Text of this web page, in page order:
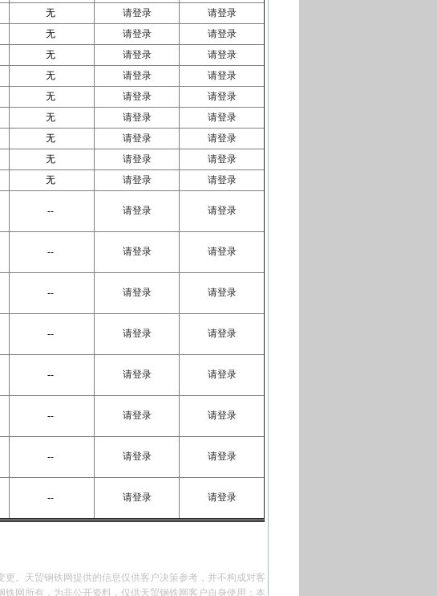
无 请登录
请登录
无 请登录
请登录
无 请登录
请登录
无 请登录
请登录
无 请登录
请登录
无 请登录
请登录
无 请登录
请登录
无 请登录
请登录
无 请登录 请登录
-- 请登录 请登录
-- 请登录 请登录
-- 请登录 请登录
-- 请登录 请登录
-- 请登录 请登录
-- 请登录 请登录
-- 请登录 请登录
-- 请登录 请登录
。天贸钢铁网提供的信息仅供客户决策参考，并不构成对客
网所有，为非公开资料，仅供天贸钢铁网客户自身使用；本